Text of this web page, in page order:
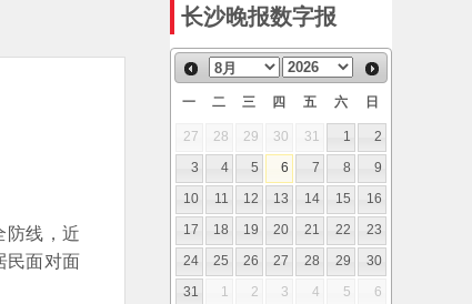
防线，近
民面对面
长沙晚报数字报
一 二 三 四 五 六 日
27 28 29 30 31 1
2
3
4 5 6 7 8
9
10
11 12 13 14 15
16
17
18 19 20 21 22
23
24
25 26 27 28 29
30
31
1 2 3 4 5 6